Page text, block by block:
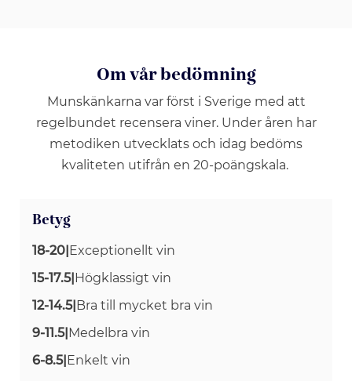
Om vår bedömning
Munskänkarna var först i Sverige med att
regelbundet recensera viner. Under åren har
metodiken utvecklats och idag bedöms
kvaliteten utifrån en 20-poängskala.
Betyg
18-20 Exceptionellt vin
15-17.5| Högklassigt vin
12-14.5| Bra till mycket bra vin
9-11.5| Medelbra vin
6-8.5| Enkelt vin